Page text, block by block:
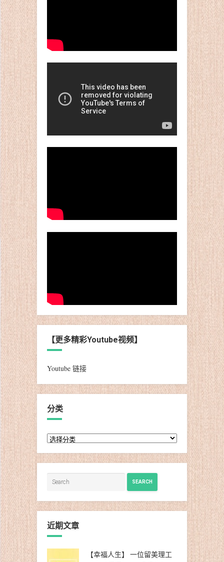
【更多精彩Youtube视频】
Youtube 链接
分类
分
SEARCH
近期文章
【幸福人生】 一位留美理工